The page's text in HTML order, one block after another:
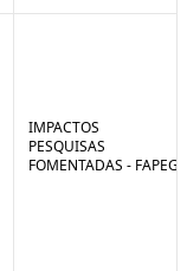
IMPACTOS
PESQUISAS
FOMENTADAS - FAPEG